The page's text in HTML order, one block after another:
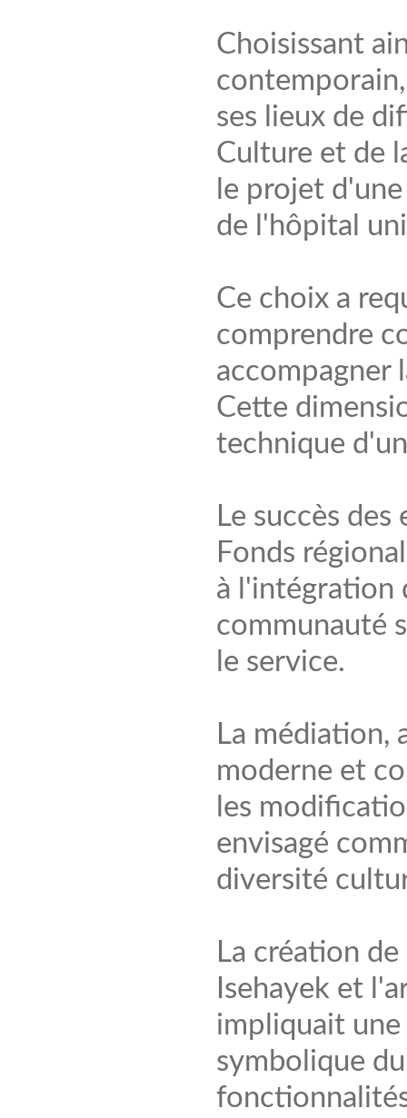
Choisissant
ses lieux de
Culture et de
le projet
de l'hôpital
Ce choix a
comprendre
accompagner
Cette
technique
Le succès
Fonds
à l'intégration
communauté
le service.
La médiation,
moderne et
les
envisagé
diversité
La création
Isehayek et
impliquait
symbolique